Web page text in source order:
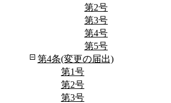
第2号
第3号
第4号
第5号
第4条(変更の届出)
第1号
第2号
第3号